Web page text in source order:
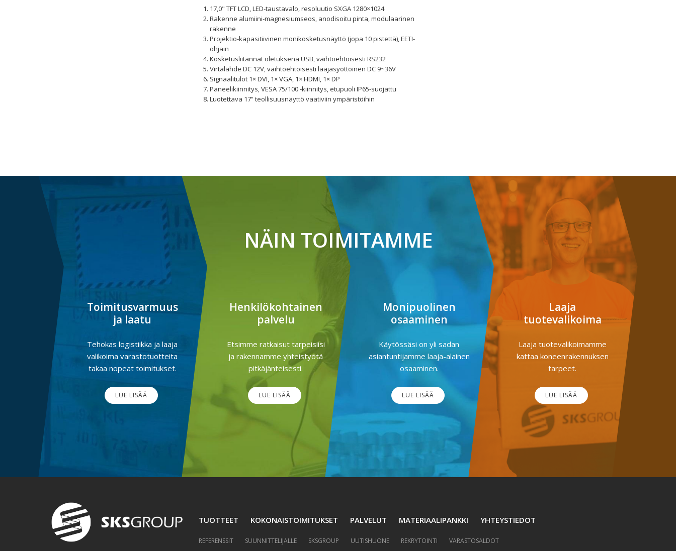
17,0" TFT LCD, LED-taustavalo, resoluutio SXGA 1280×1024
Rakenne alumiini-magnesiumseos, anodisoitu pinta, modulaarinen
rakenne
Projektio-kapasitiivinen monikosketusnäyttö (jopa 10 pistettä), EETI-
ohjain
Kosketusliitännät oletuksena USB, vaihtoehtoisesti RS232
Virtalähde DC 12V, vaihtoehtoisesti laajasyöttöinen DC 9~36V
Signaalitulot 1× DVI, 1× VGA, 1× HDMI, 1× DP
Paneelikiinnitys, VESA 75/100 ‑kiinnitys, etupuoli IP65-suojattu
Luotettava 17” teollisuusnäyttö vaativiin ympäristöihin
NÄIN TOIMITAMME
Toimitusvarmuus
ja laatu
Tehokas logistiikka ja laaja
valikoima varastotuotteita
takaa nopeat toimitukset.
LUE LISÄÄ
Henkilökohtainen
palvelu
Etsimme ratkaisut tarpeisiisi
ja rakennamme yhteistyötä
pitkäjänteisesti.
LUE LISÄÄ
Monipuolinen
osaaminen
Käytössäsi on yli sadan
asiantuntijamme laaja-alainen
osaaminen.
LUE LISÄÄ
Laaja
tuotevalikoima
Laaja tuotevalikoimamme
kattaa koneenrakennuksen
tarpeet.
LUE LISÄÄ
TUOTTEET KOKONAISTOIMITUKSET PALVELUT MATERIAALIPANKKI YHTEYSTIEDOT
REFERENSSIT SUUNNITTELIJALLE SKSGROUP UUTISHUONE REKRYTOINTI VARASTOSALDOT